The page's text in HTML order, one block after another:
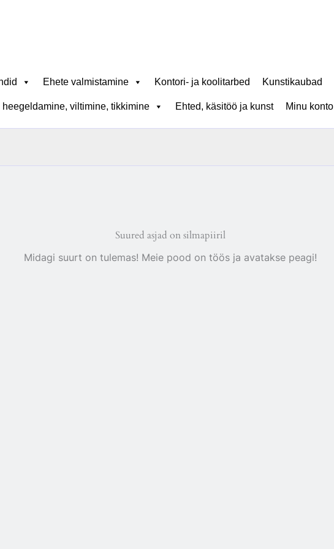
Ehete valmistamine Kontori- ja koolitarbed Kunstikaubad
heegeldamine, viltimine, tikkimine Ehted, käsitöö ja kunst Minu konto
Suured asjad on silmapiiril
Midagi suurt on tulemas! Meie pood on töös ja avatakse peagi!